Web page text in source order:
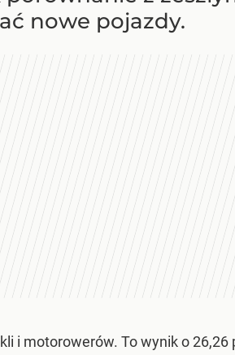
nowe pojazdy.
i motorowerów. To wynik o